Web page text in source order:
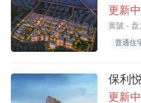
更新中
黄陂 - 盘
普通住
保利
更新中